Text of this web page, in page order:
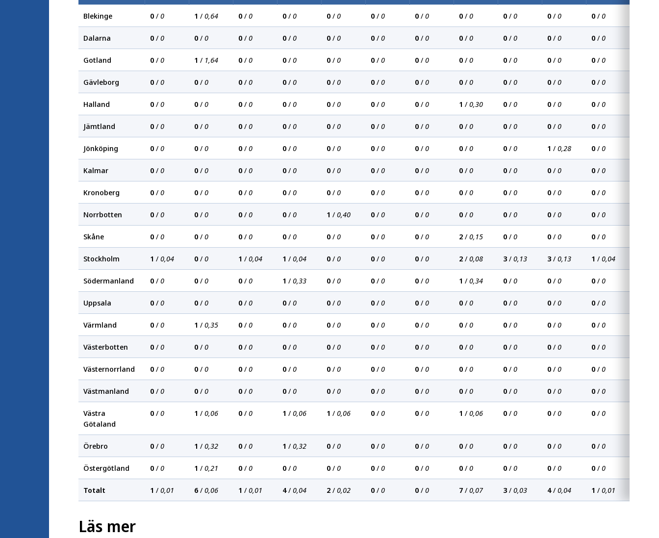
Blekinge 0 / 0 1 / 0,64 0 / 0 0 / 0 0 / 0 0 / 0 0 / 0 0 / 0 0 / 0 0 / 0 0 / 0
Dalarna 0 / 0 0 / 0 0 / 0 0 / 0 0 / 0 0 / 0 0 / 0 0 / 0 0 / 0 0 / 0 0 / 0
Gotland 0 / 0 1 / 1,64 0 / 0 0 / 0 0 / 0 0 / 0 0 / 0 0 / 0 0 / 0 0 / 0 0 / 0
Gävleborg 0 / 0 0 / 0 0 / 0 0 / 0 0 / 0 0 / 0 0 / 0 0 / 0 0 / 0 0 / 0 0 / 0
Halland 0 / 0 0 / 0 0 / 0 0 / 0 0 / 0 0 / 0 0 / 0 1 / 0,30 0 / 0 0 / 0 0 / 0
Jämtland 0 / 0 0 / 0 0 / 0 0 / 0 0 / 0 0 / 0 0 / 0 0 / 0 0 / 0 0 / 0 0 / 0
Jönköping 0 / 0 0 / 0 0 / 0 0 / 0 0 / 0 0 / 0 0 / 0 0 / 0 0 / 0 1 / 0,28 0 / 0
Kalmar 0 / 0 0 / 0 0 / 0 0 / 0 0 / 0 0 / 0 0 / 0 0 / 0 0 / 0 0 / 0 0 / 0
Kronoberg 0 / 0 0 / 0 0 / 0 0 / 0 0 / 0 0 / 0 0 / 0 0 / 0 0 / 0 0 / 0 0 / 0
Norrbotten 0 / 0 0 / 0 0 / 0 0 / 0 1 / 0,40 0 / 0 0 / 0 0 / 0 0 / 0 0 / 0 0 / 0
Skåne 0 / 0 0 / 0 0 / 0 0 / 0 0 / 0 0 / 0 0 / 0 2 / 0,15 0 / 0 0 / 0 0 / 0
Stockholm 1 / 0,04 0 / 0 1 / 0,04 1 / 0,04 0 / 0 0 / 0 0 / 0 2 / 0,08 3 / 0,13 3 / 0,13 1 / 0,04
Södermanland 0 / 0 0 / 0 0 / 0 1 / 0,33 0 / 0 0 / 0 0 / 0 1 / 0,34 0 / 0 0 / 0 0 / 0
Uppsala 0 / 0 0 / 0 0 / 0 0 / 0 0 / 0 0 / 0 0 / 0 0 / 0 0 / 0 0 / 0 0 / 0
Värmland 0 / 0 1 / 0,35 0 / 0 0 / 0 0 / 0 0 / 0 0 / 0 0 / 0 0 / 0 0 / 0 0 / 0
Västerbotten 0 / 0 0 / 0 0 / 0 0 / 0 0 / 0 0 / 0 0 / 0 0 / 0 0 / 0 0 / 0 0 / 0
Västernorrland 0 / 0 0 / 0 0 / 0 0 / 0 0 / 0 0 / 0 0 / 0 0 / 0 0 / 0 0 / 0 0 / 0
Västmanland 0 / 0 0 / 0 0 / 0 0 / 0 0 / 0 0 / 0 0 / 0 0 / 0 0 / 0 0 / 0 0 / 0
Västra
Götaland
0 / 0 1 / 0,06 0 / 0 1 / 0,06 1 / 0,06 0 / 0 0 / 0 1 / 0,06 0 / 0 0 / 0 0 / 0
Örebro 0 / 0 1 / 0,32 0 / 0 1 / 0,32 0 / 0 0 / 0 0 / 0 0 / 0 0 / 0 0 / 0 0 / 0
Östergötland 0 / 0 1 / 0,21 0 / 0 0 / 0 0 / 0 0 / 0 0 / 0 0 / 0 0 / 0 0 / 0 0 / 0
Totalt 1 / 0,01 6 / 0,06 1 / 0,01 4/ 0,04 2 / 0,02 0 / 0 0 / 0 7 / 0,07 3 / 0,03 4/ 0,04 1 / 0,01
Läs mer